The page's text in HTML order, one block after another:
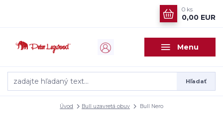
Menu
Hľadať
0 ks
0,00 EUR
Úvod Bull uzavretá obuv Bull Nero